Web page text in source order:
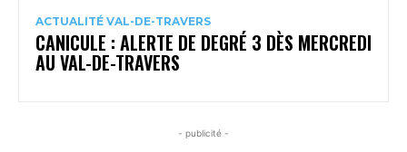
ACTUALITÉ VAL-DE-TRAVERS
CANICULE : ALERTE DE DEGRÉ 3 DÈS MERCREDI
AU VAL-DE-TRAVERS
- publicité -